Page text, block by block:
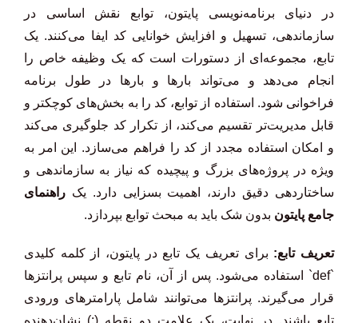
در دنیای برنامه‌نویسی پایتون، توابع نقش اساسی در
سازماندهی، تسهیل و افزایش خوانایی کد ایفا می‌کنند. یک
تابع، مجموعه‌ای از دستورات است که یک وظیفه خاص را
انجام می‌دهد و می‌تواند بارها و بارها در طول برنامه
فراخوانی شود. استفاده از توابع، کد را به بخش‌های کوچکتر و
قابل مدیریت‌تر تقسیم می‌کند، از تکرار کد جلوگیری می‌کند
و امکان استفاده مجدد از کد را فراهم می‌سازد. این امر به
ویژه در پروژه‌های بزرگ و پیچیده که نیاز به سازماندهی و
ساختاردهی دقیق دارند، اهمیت بسزایی دارد. یک راهنمای
جامع پایتون بدون شک باید به مبحث توابع بپردازد.
تعریف تابع: برای تعریف یک تابع در پایتون، از کلمه کلیدی
`def` استفاده می‌شود. پس از آن، نام تابع و سپس پرانتزها
قرار می‌گیرند. پرانتزها می‌توانند شامل پارامترهای ورودی
تابع باشند. در نهایت، یک علامت دو نقطه (:) نشان‌دهنده